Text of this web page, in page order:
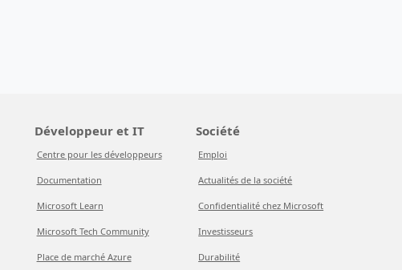
Développeur et IT
Centre pour les développeurs
Documentation
Microsoft Learn
Microsoft Tech Community
Place de marché Azure
Société
Emploi
Actualités de la société
Confidentialité chez Microsoft
Investisseurs
Durabilité